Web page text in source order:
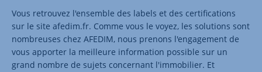
Vous retrouvez l'ensemble des labels et des certifications
sur le site afedim.fr. Comme vous le voyez, les solutions sont
nombreuses chez AFEDIM, nous prenons l'engagement de
vous apporter la meilleure information possible sur un
grand nombre de sujets concernant l'immobilier. Et